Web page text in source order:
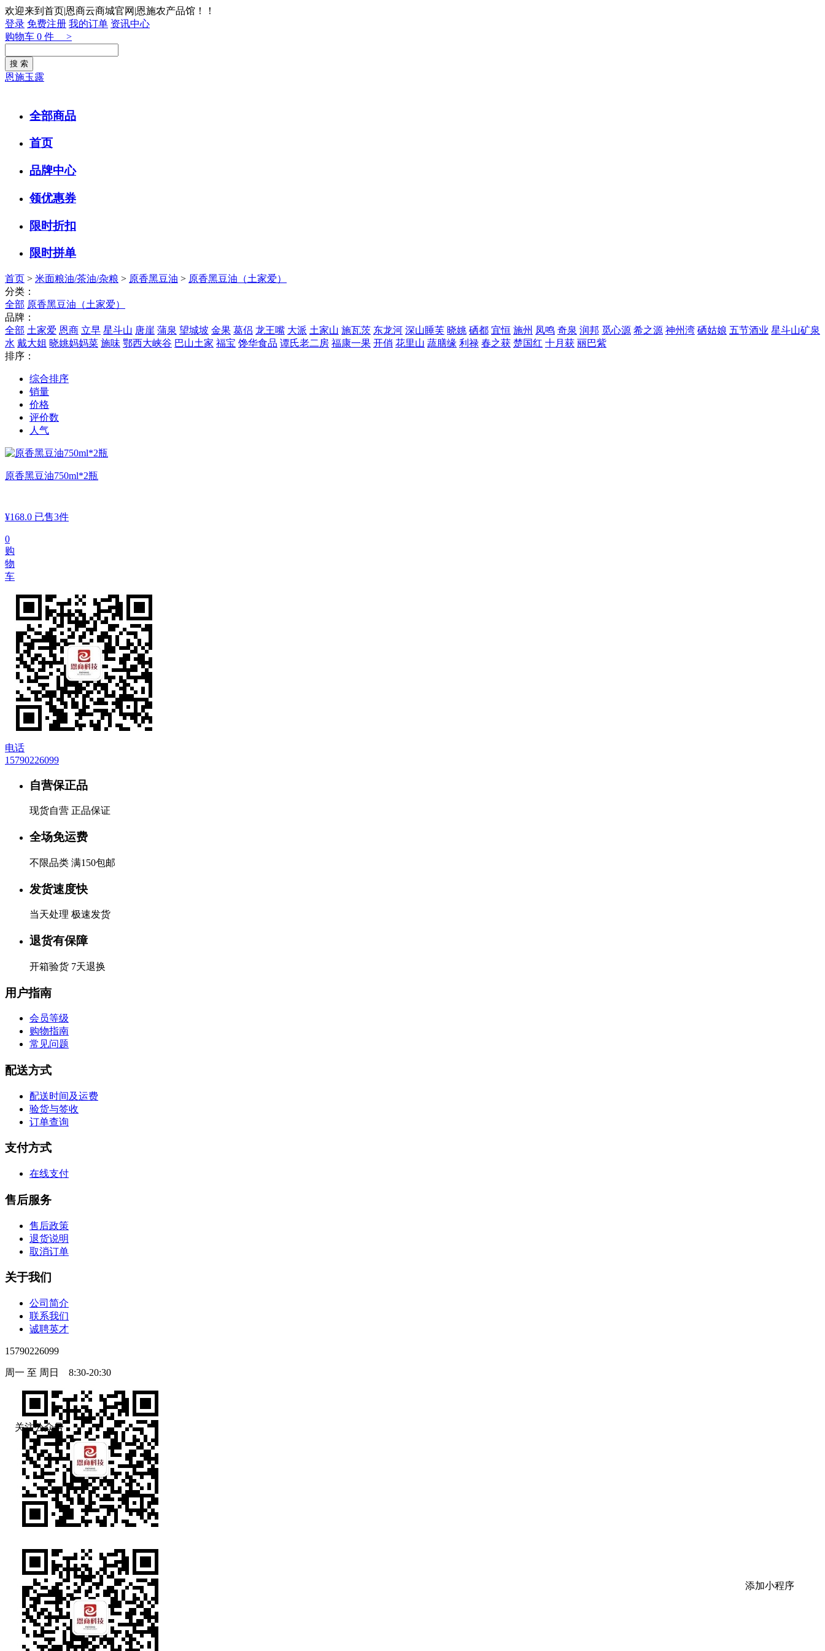
欢迎来到首页|恩商云商城官网|恩施农产品馆！！
登录 免费注册 我的订单 资讯中心
购物车 0 件 >
恩施玉露
全部商品
首页
品牌中心
领优惠券
限时折扣
限时拼单
首页 > 米面粮油/茶油/杂粮 > 原香黑豆油 > 原香黑豆油（土家爱）
分类：
全部 原香黑豆油（土家爱）
品牌：
全部 土家爱 恩商 立早 星斗山 唐崖 蒲泉 望城坡 金果 葛侣 龙王嘴 大派 土家山 施瓦茨 东龙河 深山睡芙 晓姚 硒都 宜恒 施州 凤鸣 奇泉 润邦 觅心源 希之源 神州湾 硒姑娘 五节酒业 星斗山矿泉
水 戴大姐 晓姚妈妈菜 施味 鄂西大峡谷 巴山土家 福宝 馋华食品 谭氏老二房 福康一果 开俏 花里山 蔬膳缘 利禄 春之获 楚国红 十月获 丽巴紫
排序：
综合排序
销量
价格
评价数
人气
原香黑豆油750ml*2瓶
¥168.0 已售3件
0
购
物
车
电话
15790226099
自营保正品
现货自营 正品保证
全场免运费
不限品类 满150包邮
发货速度快
当天处理 极速发货
退货有保障
开箱验货 7天退换
用户指南
会员等级
购物指南
常见问题
配送方式
配送时间及运费
验货与签收
订单查询
支付方式
在线支付
售后服务
售后政策
退货说明
取消订单
关于我们
公司简介
联系我们
诚聘英才
15790226099
周一 至 周日 8:30-20:30
关注公众号
添加小程序